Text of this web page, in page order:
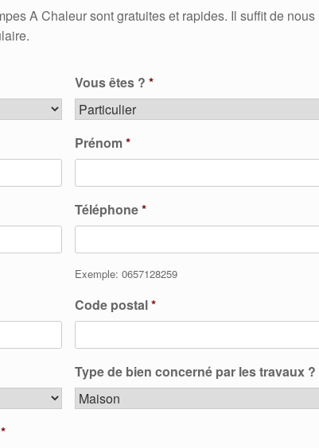
A Chaleur sont gratuites et rapides. Il suffit de nous
Vous êtes ? *
Prénom*
Téléphone*
Exemple: 0657128259
Code postal*
Type de bien concerné par les travaux ?
*